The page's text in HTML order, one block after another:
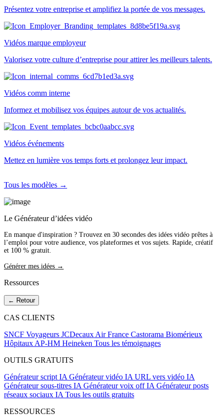
Présentez votre entreprise et amplifiez la portée de vos messages.
Vidéos marque employeur
Valorisez votre culture d’entreprise pour attirer les meilleurs talents.
Vidéos comm interne
Informez et mobilisez vos équipes autour de vos actualités.
Vidéos événements
Mettez en lumière vos temps forts et prolongez leur impact.
Tous les modèles →
Le Générateur d’idées vidéo
En manque d'inspiration ? Trouvez en 30 secondes des idées vidéo prêtes à
l’emploi pour votre audience, vos plateformes et vos sujets. Rapide, créatif
et 100 % gratuit.
Générer mes idées →
Ressources
← Retour
CAS CLIENTS
SNCF Voyageurs JCDecaux Air France Castorama Biomérieux
Hôpitaux AP-HM Heineken Tous les témoignages
OUTILS GRATUITS
Générateur script IA Générateur vidéo IA URL vers vidéo IA
Générateur sous-titres IA Générateur voix off IA Générateur posts
réseaux sociaux IA Tous les outils gratuits
RESSOURCES